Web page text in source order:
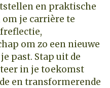
en praktische
je carrière te
om zo een nieuwe
past. Stap uit de
in je toekomst
en transformerende